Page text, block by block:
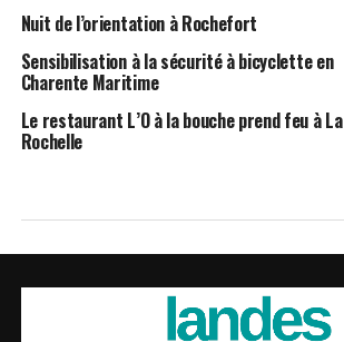
Nuit de l’orientation à Rochefort
Sensibilisation à la sécurité à bicyclette en
Charente Maritime
Le restaurant L’O à la bouche prend feu à La
Rochelle